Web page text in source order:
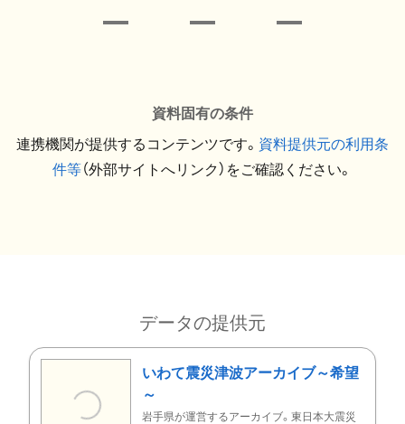
資料固有の条件
連携機関が提供するコンテンツです。 資料提供元の利用条
件等（外部サイトへリンク）をご確認ください。
データの提供元
いわて震災津波アーカイブ～希望
～
岩手県が運営するアーカイブ。東日本大震災